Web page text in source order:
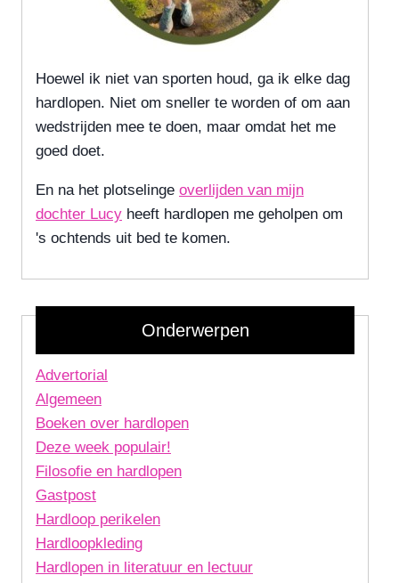
Hoewel ik niet van sporten houd, ga ik elke dag
hardlopen. Niet om sneller te worden of om aan
wedstrijden mee te doen, maar omdat het me
goed doet.
En na het plotselinge overlijden van mijn
dochter Lucy heeft hardlopen me geholpen om
's ochtends uit bed te komen.
Onderwerpen
Advertorial
Algemeen
Boeken over hardlopen
Deze week populair!
Filosofie en hardlopen
Gastpost
Hardloop perikelen
Hardloopkleding
Hardlopen in literatuur en lectuur